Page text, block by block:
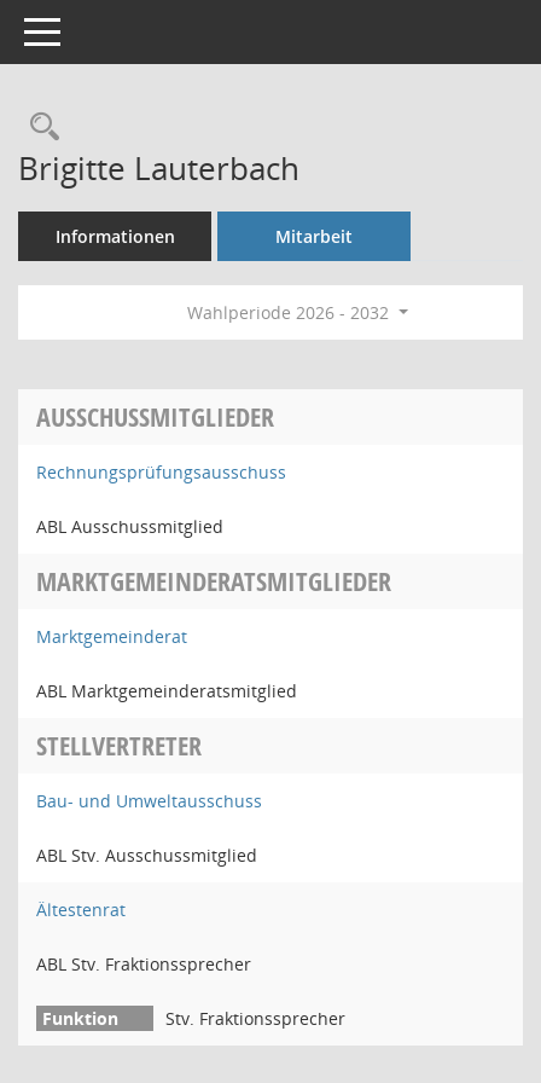
Toggle navigation
Rechercheauswahl
Brigitte Lauterbach
Informationen Mitarbeit
Wahlperiode 2026 - 2032
AUSSCHUSSMITGLIEDER
Rechnungsprüfungsausschuss
ABL Ausschussmitglied
MARKTGEMEINDERATSMITGLIEDER
Marktgemeinderat
ABL Marktgemeinderatsmitglied
STELLVERTRETER
Bau- und Umweltausschuss
ABL Stv. Ausschussmitglied
Ältestenrat
ABL Stv. Fraktionssprecher
Stv. Fraktionssprecher